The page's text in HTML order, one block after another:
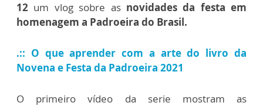
12 um vlog sobre asnovidades da festa em
homenagem a Padroeira do Brasil.
.:: O que aprender com a arte do livro da
Novena e Festa da Padroeira 2021
O primeiro vídeo da serie mostram as